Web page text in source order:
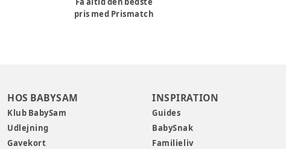
pris med Prismatch
HOS BABYSAM
Klub BabySam
Udlejning
Gavekort
INSPIRATION
Guides
BabySnak
Familieliv